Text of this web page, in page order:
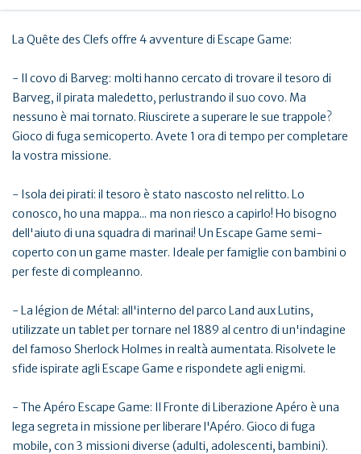
La Quête des Clefs offre 4 avventure di Escape Game:
- Il covo di Barveg: molti hanno cercato di trovare il tesoro di
Barveg, il pirata maledetto, perlustrando il suo covo. Ma
nessuno è mai tornato. Riuscirete a superare le sue trappole?
Gioco di fuga semicoperto. Avete 1 ora di tempo per completare
la vostra missione.
- Isola dei pirati: il tesoro è stato nascosto nel relitto. Lo
conosco, ho una mappa... ma non riesco a capirlo! Ho bisogno
dell'aiuto di una squadra di marinai! Un Escape Game semi-
coperto con un game master. Ideale per famiglie con bambini o
per feste di compleanno.
- La légion de Métal: all'interno del parco Land aux Lutins,
utilizzate un tablet per tornare nel 1889 al centro di un'indagine
del famoso Sherlock Holmes in realtà aumentata. Risolvete le
sfide ispirate agli Escape Game e rispondete agli enigmi.
- The Apéro Escape Game: Il Fronte di Liberazione Apéro è una
lega segreta in missione per liberare l'Apéro. Gioco di fuga
mobile, con 3 missioni diverse (adulti, adolescenti, bambini).